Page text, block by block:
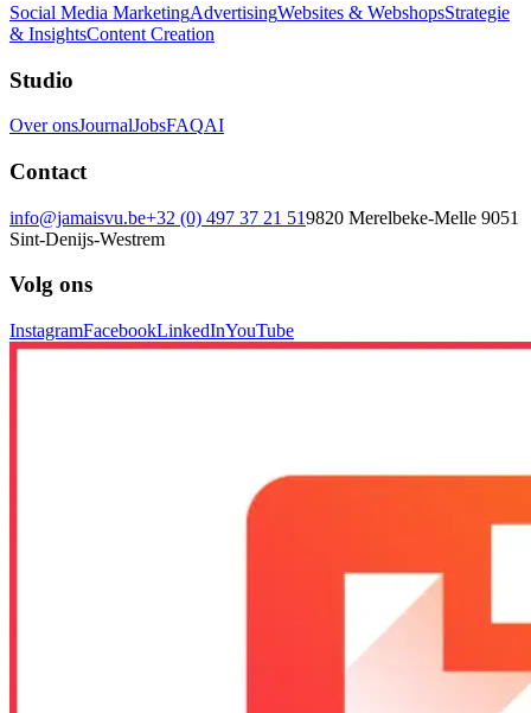
Social Media MarketingAdvertisingWebsites & WebshopsStrategie
& InsightsContent Creation
Studio
Over onsJournalJobsFAQAI
Contact
info@jamaisvu.be+32 (0) 497 37 21 519820 Merelbeke-Melle 9051
Sint-Denijs-Westrem
Volg ons
InstagramFacebookLinkedInYouTube